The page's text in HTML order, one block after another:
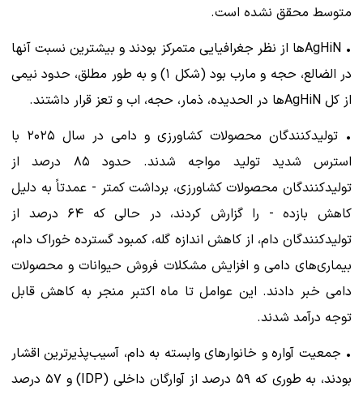
متوسط ​​محقق نشده است.
• AgHiNها از نظر جغرافیایی متمرکز بودند و بیشترین نسبت آنها
در الضالع، حجه و مارب بود (شکل ۱) و به طور مطلق، حدود نیمی
از کل AgHiNها در الحدیده، ذمار، حجه، اب و تعز قرار داشتند.
• تولیدکنندگان محصولات کشاورزی و دامی در سال ۲۰۲۵ با
استرس شدید تولید مواجه شدند. حدود ۸۵ درصد از
تولیدکنندگان محصولات کشاورزی، برداشت کمتر - عمدتاً به دلیل
کاهش بازده - را گزارش کردند، در حالی که ۶۴ درصد از
تولیدکنندگان دام، از کاهش اندازه گله، کمبود گسترده خوراک دام،
بیماری‌های دامی و افزایش مشکلات فروش حیوانات و محصولات
دامی خبر دادند. این عوامل تا ماه اکتبر منجر به کاهش قابل
توجه درآمد شدند.
• جمعیت آواره و خانوارهای وابسته به دام، آسیب‌پذیرترین اقشار
بودند، به طوری که ۵۹ درصد از آوارگان داخلی (IDP) و ۵۷ درصد